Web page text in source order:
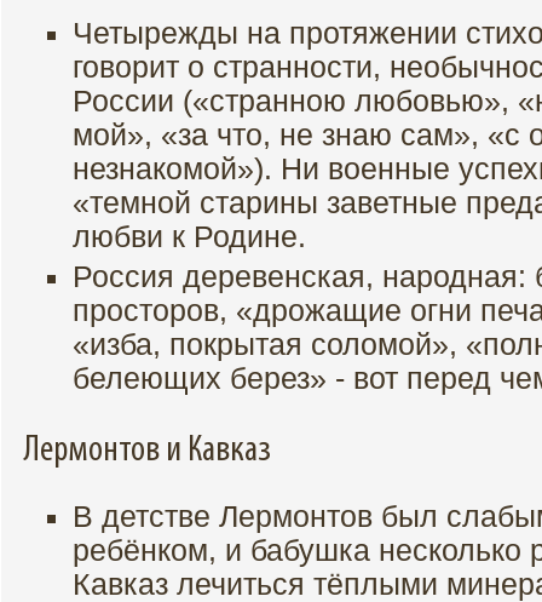
Четырежды на протяжении
говорит о странности,
России («странною любовью»,
мой», «за что, не знаю сам», «с
незнакомой»). Ни военные
«темной старины заветные
любви к Родине.
Россия деревенская, народная:
просторов, «дрожащие огни
«изба, покрытая соломой»,
белеющих берез» - вот перед
Лермонтов и Кавказ
В детстве Лермонтов был
ребёнком, и бабушка несколько
Кавказ лечиться тёплыми